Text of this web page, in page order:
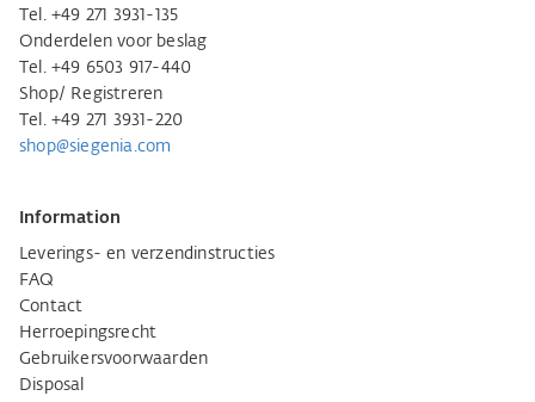
Tel. +49 271 3931-135
Onderdelen voor beslag
Tel. +49 6503 917-440
Shop/ Registreren
Tel. +49 271 3931-220
shop@siegenia.com
Information
Leverings- en verzendinstructies
FAQ
Contact
Herroepingsrecht
Gebruikersvoorwaarden
Disposal